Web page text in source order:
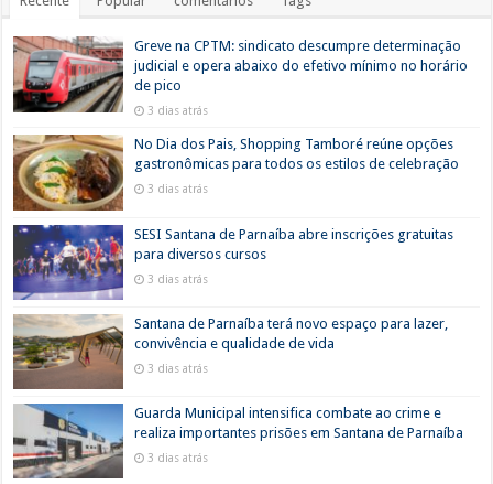
Greve na CPTM: sindicato descumpre determinação
judicial e opera abaixo do efetivo mínimo no horário
de pico
3 dias atrás
No Dia dos Pais, Shopping Tamboré reúne opções
gastronômicas para todos os estilos de celebração
3 dias atrás
SESI Santana de Parnaíba abre inscrições gratuitas
para diversos cursos
3 dias atrás
Santana de Parnaíba terá novo espaço para lazer,
convivência e qualidade de vida
3 dias atrás
Guarda Municipal intensifica combate ao crime e
realiza importantes prisões em Santana de Parnaíba
3 dias atrás